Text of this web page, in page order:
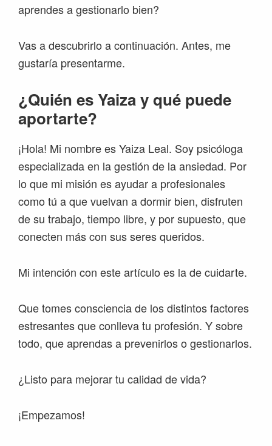
aprendes a gestionarlo bien?
Vas a descubrirlo a continuación. Antes, me
gustaría presentarme.
¿Quién es Yaiza y qué puede
aportarte?
¡Hola! Mi nombre es Yaiza Leal. Soy psicóloga
especializada en la gestión de la ansiedad. Por
lo que mi misión es ayudar a profesionales
como tú a que vuelvan a dormir bien, disfruten
de su trabajo, tiempo libre, y por supuesto, que
conecten más con sus seres queridos.
Mi intención con este artículo es la de cuidarte.
Que tomes consciencia de los distintos factores
estresantes que conlleva tu profesión. Y sobre
todo, que aprendas a prevenirlos o gestionarlos.
¿Listo para mejorar tu calidad de vida?
¡Empezamos!